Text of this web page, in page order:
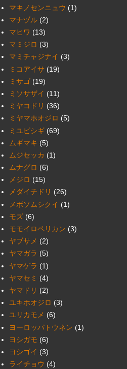
マキノセンニュウ (1)
マナヅル (2)
マヒワ (13)
マミジロ (3)
マミチャジナイ (3)
ミコアイサ (19)
ミサゴ (19)
ミソサザイ (11)
ミヤコドリ (36)
ミヤマホオジロ (5)
ミユビシギ (69)
ムギマキ (5)
ムジセッカ (1)
ムナグロ (6)
メジロ (15)
メダイチドリ (26)
メボソムシクイ (1)
モズ (6)
モモイロペリカン (3)
ヤブサメ (2)
ヤマガラ (5)
ヤマゲラ (1)
ヤマセミ (4)
ヤマドリ (2)
ユキホオジロ (3)
ユリカモメ (6)
ヨーロッパトウネン (1)
ヨシガモ (6)
ヨシゴイ (3)
ライチョウ (4)